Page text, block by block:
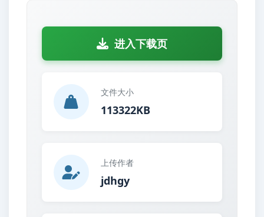
进入下载页
文件大小
113322KB
上传作者
jdhgy